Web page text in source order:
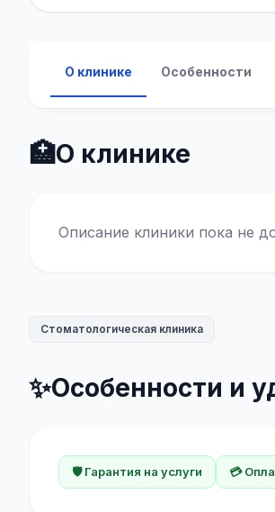
О клинике Особенности
🏥О клинике
Описание клиники пока не
Стоматологическая клиника
✨Особенности и
🛡️ Гарантия на услуги 💳